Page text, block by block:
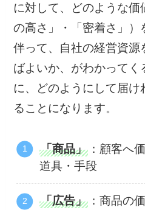
に対して、どのような
の高さ」・「密着さ」）
伴って、自社の経営資
ばよいか、がわかってく
に、どのようにして届け
ることになります。
「商品」：顧客へ
道具・手段
「広告」：商品の